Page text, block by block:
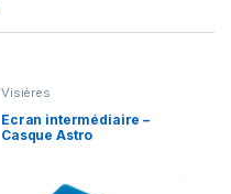
Visières
Écran intermédiaire –
Casque Astro